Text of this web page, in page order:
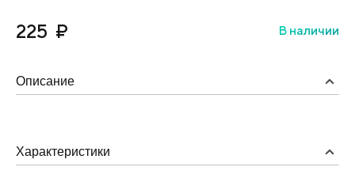
225 ₽ В наличии
Описание
Характеристики